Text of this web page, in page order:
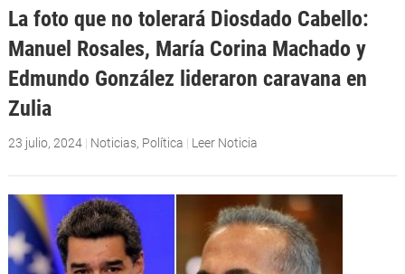
La foto que no tolerará Diosdado Cabello:
Manuel Rosales, María Corina Machado y
Edmundo González lideraron caravana en
Zulia
23 julio, 2024| Noticias, Política | Leer Noticia